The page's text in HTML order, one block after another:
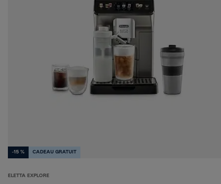
-15 % CADEAU GRATUIT
ELETTA EXPLORE